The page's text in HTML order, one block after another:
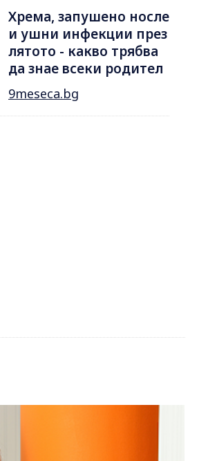
Хрема, запушено носле
и ушни инфекции през
лятотo - какво трябва
да знае всеки родител
9meseca.bg